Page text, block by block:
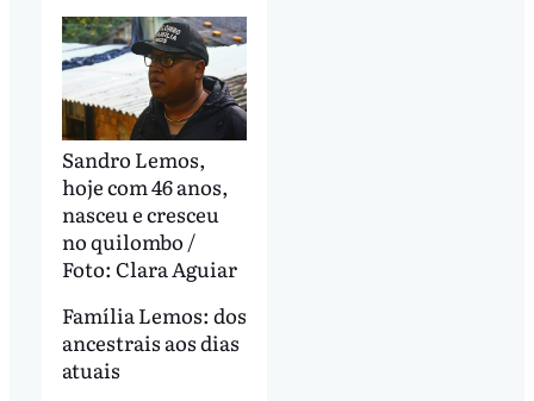
Sandro Lemos,
hoje com 46 anos,
nasceu e cresceu
no quilombo /
Foto: Clara Aguiar
Família Lemos: dos
ancestrais aos dias
atuais